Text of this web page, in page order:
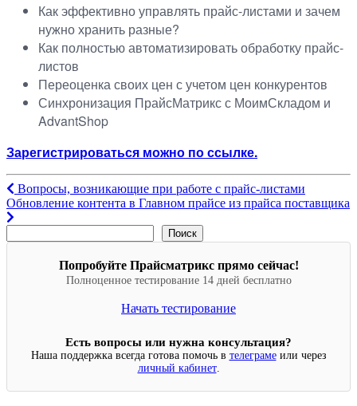
Как эффективно управлять прайс-листами и зачем
нужно хранить разные?
Как полностью автоматизировать обработку прайс-
листов
Переоценка своих цен с учетом цен конкурентов
Синхронизация ПрайсМатрикс с МоимСкладом и
AdvantShop
Зарегистрироваться можно по ссылке.
Навигация
по
Вопросы, возникающие при работе с прайс-листами
Обновление контента в Главном прайсе из прайса поставщика
Поиск
Попробуйте Прайсматрикс прямо сейчас!
Полноценное тестирование 14 дней бесплатно
Начать тестирование
Есть вопросы или нужна консультация?
Наша поддержка всегда готова помочь в телеграме или через
личный кабинет.